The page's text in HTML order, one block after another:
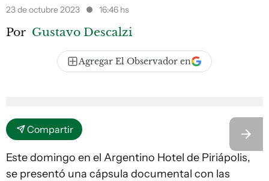
23 de octubre 2023
16:46 hs
Por Gustavo Descalzi
Agregar El Observador en
Compartir
Este domingo en el Argentino Hotel de Piriápolis,
se presentó una cápsula documental con las